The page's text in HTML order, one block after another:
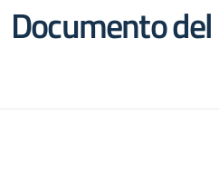
Documento